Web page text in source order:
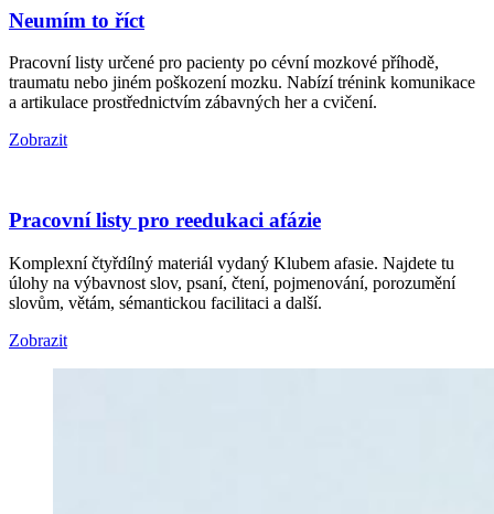
Neumím to říct
Pracovní listy určené pro pacienty po cévní mozkové příhodě,
traumatu nebo jiném poškození mozku. Nabízí trénink komunikace
a artikulace prostřednictvím zábavných her a cvičení.
Zobrazit
Pracovní listy pro reedukaci afázie
Komplexní čtyřdílný materiál vydaný Klubem afasie. Najdete tu
úlohy na výbavnost slov, psaní, čtení, pojmenování, porozumění
slovům, větám, sémantickou facilitaci a další.
Zobrazit